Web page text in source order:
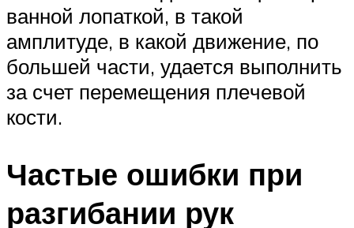
ван­ной ло­пат­кой, в та­кой
амплитуде, в какой движение, по
большей части, уда­ет­ся вы­пол­нить
за счет пе­ре­ме­ще­ния пле­че­вой
кос­ти.
Частые ошибки при
разгибании рук